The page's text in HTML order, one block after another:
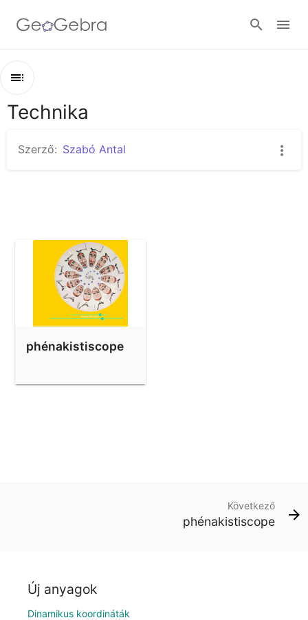
Google Classroom
Áttekintés
Technika
Szerző: Szabó Antal
phénakistiscope
Következő
phénakistiscope
Új anyagok
Dinamikus koordináták